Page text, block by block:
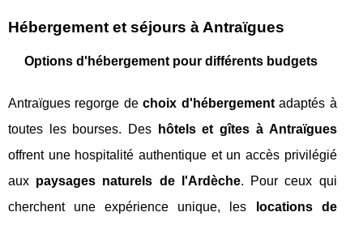
Hébergement et séjours à Antraïgues
Options d'hébergement pour différents budgets
Antraïgues regorge dechoix d'hébergementadaptés à
toutes les bourses. Des
hôtels et gîtes à Antraïgues
offrent une hospitalité authentique et un accès privilégié
aux paysages naturels de l'Ardèche. Pour ceux qui
cherchent une expérience unique, les
locations de